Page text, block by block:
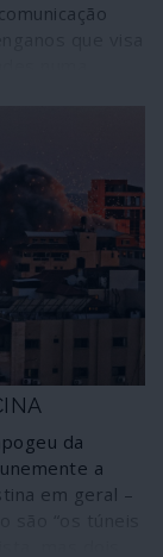
em que a
guerra, é
cessar-fogo
nas leis
da
se
Israel mas
palestiniano
outro
da
a
em geral –